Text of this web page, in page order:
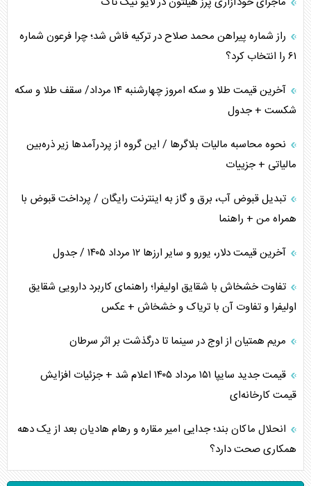
اعتراف غرب به قدرت ایران در تثبیت معادلات
خطای راهبردی ترامپ مقابل برزیل
راز شماره پیراهن محمد صلاح در ترکیه فاش شد؛ چرا فرعون شماره
۶۱ را انتخاب کرد؟
آخرین قیمت طلا و سکه امروز چهارشنبه ۱۴ مرداد/ سقف طلا و سکه
شکست + جدول
نحوه محاسبه مالیات بلاگر‌ها / این گروه از پردرآمد‌ها زیر ذره‌بین
مالیاتی + جزییات
تبدیل قبوض آب، برق و گاز به اینترنت رایگان / پرداخت قبوض با
همراه من + راهنما
آخرین قیمت دلار، یورو و سایر ارز‌ها ۱۲ مرداد ۱۴۰۵ / جدول
تفاوت خشخاش با شقایق اولیفرا؛ راهنمای کاربرد دارویی شقایق
اولیفرا و تفاوت آن با تریاک و خشخاش + عکس
مریم همتیان از اوج در سینما تا درگذشت بر اثر سرطان
قیمت جدید سایپا ۱۵۱ مرداد ۱۴۰۵ اعلام شد + جزئیات افزایش
قیمت کارخانه‌ای
انحلال ماکان بند؛ جدایی امیر مقاره و رهام هادیان بعد از یک دهه
همکاری صحت دارد؟